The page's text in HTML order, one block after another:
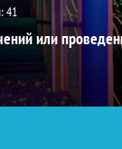
41
или